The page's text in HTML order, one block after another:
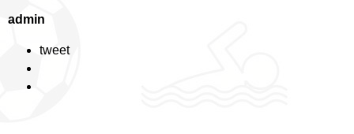
admin
tweet